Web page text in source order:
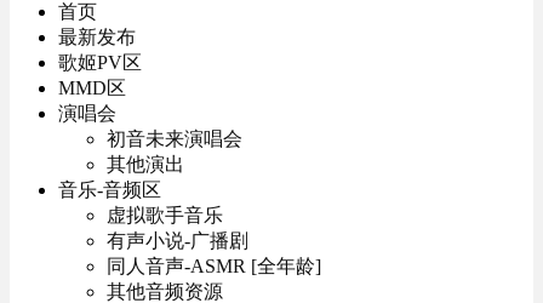
首页
最新发布
歌姬PV区
MMD区
演唱会
初音未来演唱会
其他演出
音乐-音频区
虚拟歌手音乐
有声小说-广播剧
同人音声-ASMR [全年龄]
其他音频资源